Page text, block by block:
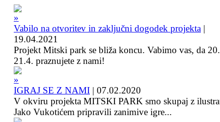
Vabilo na otvoritev in zaključni dogodek projekta |
19.04.2021
Projekt Mitski park se bliža koncu. Vabimo vas, da
21.4. praznujete z nami!
IGRAJ SE Z NAMI | 07.02.2020
V okviru projekta MITSKI PARK smo skupaj z
Jako Vukotićem pripravili zanimive igre...